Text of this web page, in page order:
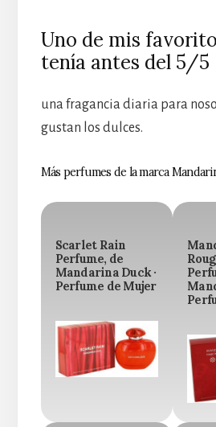
Uno de mis
tenía antes del 5/5
una fragancia diaria para
gustan los dulces.
Más perfumes de la marca
Scarlet Rain
Perfume, de
Mandarina Duck ·
Perfume de Mujer